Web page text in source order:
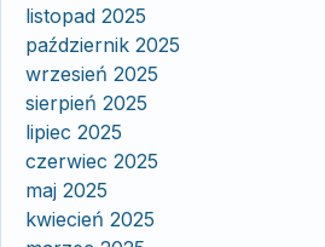
listopad 2025
październik 2025
wrzesień 2025
sierpień 2025
lipiec 2025
czerwiec 2025
maj 2025
kwiecień 2025